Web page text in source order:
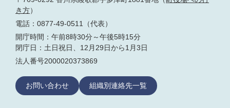
き方）
電話：0877-49-0511（代表）
開庁時間：午前8時30分～午後5時15分
閉庁日：土日祝日、12月29日から1月3日
法人番号2000020373869
お問い合わせ 組織別連絡先一覧